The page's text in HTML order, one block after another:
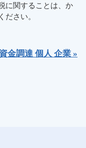
に関することは、か
ださい。
資金調達 個人 企業 »